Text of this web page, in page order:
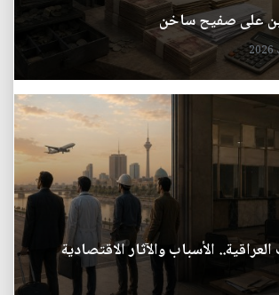
على صفيح ساخن
الأسباب والآثار الاقتصادية